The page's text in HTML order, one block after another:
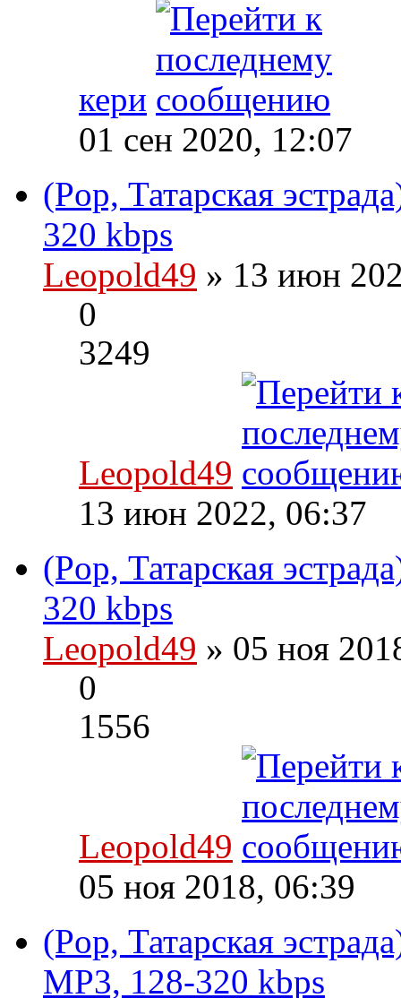
кери
01 сен 2020, 12:07
(Pop, Татарская
320 kbps
Leopold49 » 13 июн
0
3249
Leopold49
13 июн 2022, 06:37
(Pop, Татарская
320 kbps
Leopold49 » 05 ноя
0
1556
Leopold49
05 ноя 2018, 06:39
(Pop, Татарская
MP3, 128-320 kbps